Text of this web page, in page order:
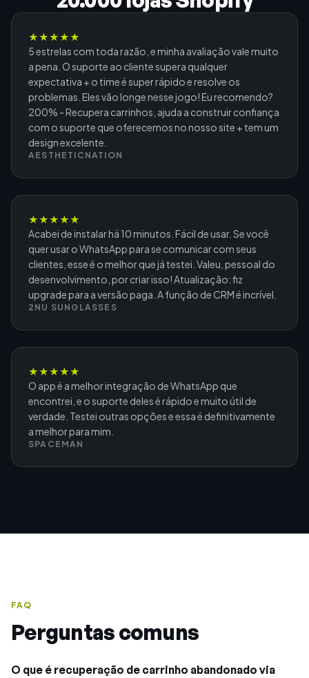
★★★★★
5 estrelas com toda razão, e minha avaliação vale muito
a pena. O suporte ao cliente supera qualquer
expectativa + o time é super rápido e resolve os
problemas. Eles vão longe nesse jogo! Eu recomendo?
200% - Recupera carrinhos, ajuda a construir confiança
com o suporte que oferecemos no nosso site + tem um
design excelente.
AESTHETICNATION
★★★★★
Acabei de instalar há 10 minutos. Fácil de usar. Se você
quer usar o WhatsApp para se comunicar com seus
clientes, esse é o melhor que já testei. Valeu, pessoal do
desenvolvimento, por criar isso! Atualização: fiz
upgrade para a versão paga. A função de CRM é incrível.
2NU SUNGLASSES
★★★★★
O app é a melhor integração de WhatsApp que
encontrei, e o suporte deles é rápido e muito útil de
verdade. Testei outras opções e essa é definitivamente
a melhor para mim.
SPACEMAN
FAQ
Perguntas comuns
O que é recuperação de carrinho abandonado via